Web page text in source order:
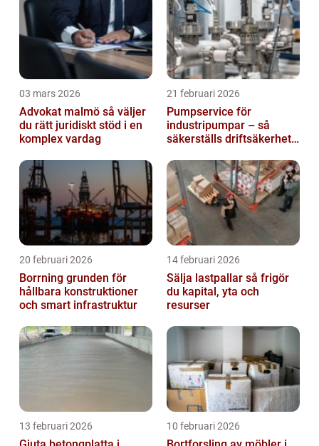
03 mars 2026
Advokat malmö så väljer
du rätt juridiskt stöd i en
komplex vardag
21 februari 2026
Pumpservice för
industripumpar – så
säkerställs driftsäkerhet
20 februari 2026
Borrning grunden för
hållbara konstruktioner
och smart infrastruktur
14 februari 2026
Sälja lastpallar så frigör
du kapital, yta och
resurser
13 februari 2026 10 februari 2026